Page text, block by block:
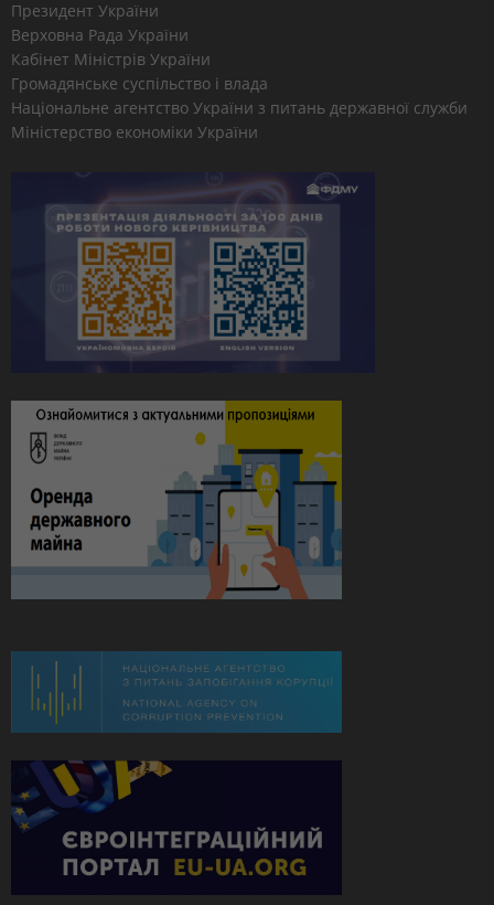
Президент України
Верховна Рада України
Кабінет Міністрів України
Громадянське суспільство і влада
Національне агентство України з питань державної служби
Міністерство економіки України